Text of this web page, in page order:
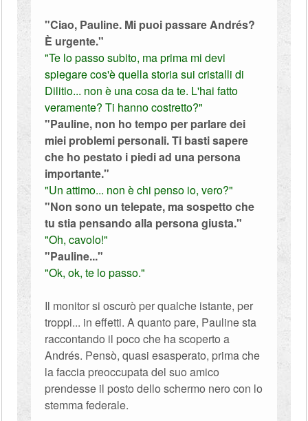
"Ciao, Pauline. Mi puoi passare Andrés?
È urgente."
"Te lo passo subito, ma prima mi devi
spiegare cos'è quella storia sui cristalli di
Dilitio... non è una cosa da te. L'hai fatto
veramente? Ti hanno costretto?"
"Pauline, non ho tempo per parlare dei
miei problemi personali. Ti basti sapere
che ho pestato i piedi ad una persona
importante."
"Un attimo... non è chi penso io, vero?"
"Non sono un telepate, ma sospetto che
tu stia pensando alla persona giusta."
"Oh, cavolo!"
"Pauline..."
"Ok, ok, te lo passo."
Il monitor si oscurò per qualche istante, per
troppi... in effetti. A quanto pare, Pauline sta
raccontando il poco che ha scoperto a
Andrés. Pensò, quasi esasperato, prima che
la faccia preoccupata del suo amico
prendesse il posto dello schermo nero con lo
stemma federale.